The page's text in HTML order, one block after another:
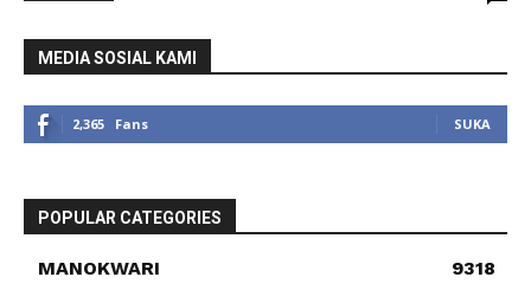
MEDIA SOSIAL KAMI
2,365 Fans SUKA
POPULAR CATEGORIES
MANOKWARI
9318